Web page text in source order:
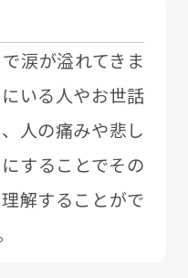
涙が溢れてきま
いる⼈やお世話
⼈の痛みや悲し
することでその
解することがで